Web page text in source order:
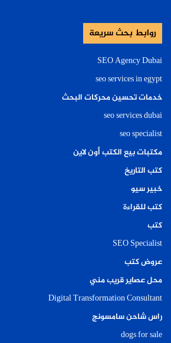
روابط بحث سريعة
SEO Agency Dubai
seo services in egypt
خدمات تحسين محركات البحث
seo services dubai
seo specialist
مكتبات بيع الكتب أون لاين
كتب التاريخ
خبير سيو
كتب للقراءة
كتب
SEO Specialist
عروض كتب
محل عصاير قريب مني
Digital Transformation Consultant
راس شاحن سامسونج
dogs for sale